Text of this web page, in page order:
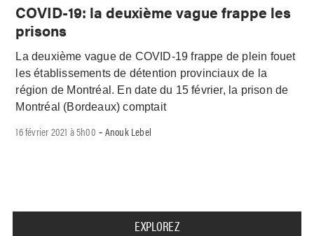
COVID-19: la deuxième vague frappe les
prisons
La deuxième vague de COVID-19 frappe de plein fouet
les établissements de détention provinciaux de la
région de Montréal. En date du 15 février, la prison de
Montréal (Bordeaux) comptait
16 février 2021 à 5h00 - Anouk Lebel
EXPLOREZ